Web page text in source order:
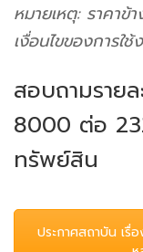
หมายเหตุ: ราคา
เงื่อนไขของการใช้
สอบถามราย
8000 ต่อ
ทรัพย์สิน
ประกาศสถาบัน เรื่